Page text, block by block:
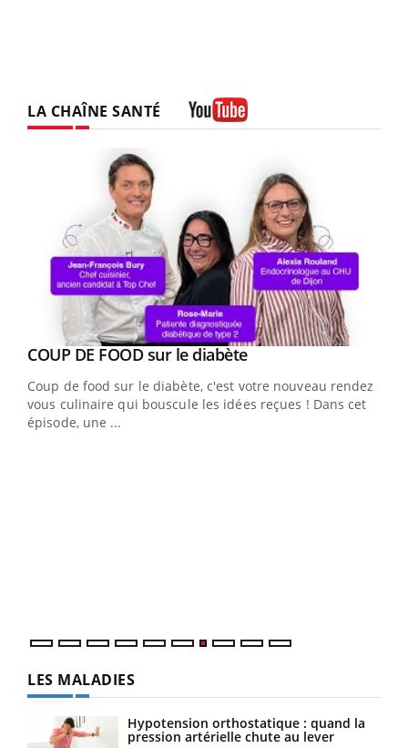
LA CHAÎNE SANTÉ
Youtube
COUP DE FOOD sur le diabèteYoutube
Coup de food sur le diabète, c'est votre nouveau rendez-
vous culinaire qui bouscule les idées reçues ! Dans cet
épisode, une ...
Youtube
Quand l’entreprise mise sur le bien être global
"Les rendez-vous de la santé et de la qualité de vie au
travail" de Pourquoi Docteur reçoivent Régis Blugeon,
DRH et directeur ...
LES MALADIES
Hypotension orthostatique : quand la
pression artérielle chute au lever